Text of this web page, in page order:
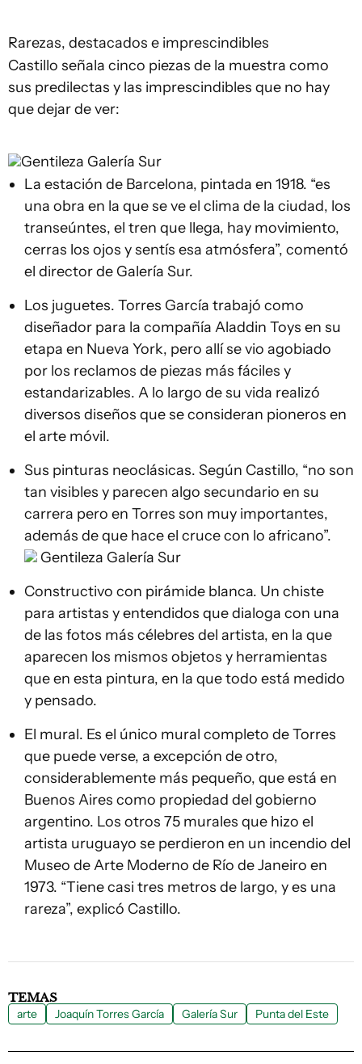
Rarezas, destacados e imprescindibles
Castillo señala cinco piezas de la muestra como
sus predilectas y las imprescindibles que no hay
que dejar de ver:
Gentileza Galería Sur
La estación de Barcelona, pintada en 1918. “es
una obra en la que se ve el clima de la ciudad, los
transeúntes, el tren que llega, hay movimiento,
cerras los ojos y sentís esa atmósfera”, comentó
el director de Galería Sur.
Los juguetes. Torres García trabajó como
diseñador para la compañía Aladdin Toys en su
etapa en Nueva York, pero allí se vio agobiado
por los reclamos de piezas más fáciles y
estandarizables. A lo largo de su vida realizó
diversos diseños que se consideran pioneros en
el arte móvil.
Sus pinturas neoclásicas. Según Castillo, “no son
tan visibles y parecen algo secundario en su
carrera pero en Torres son muy importantes,
además de que hace el cruce con lo africano”.
Gentileza Galería Sur
Constructivo con pirámide blanca. Un chiste
para artistas y entendidos que dialoga con una
de las fotos más célebres del artista, en la que
aparecen los mismos objetos y herramientas
que en esta pintura, en la que todo está medido
y pensado.
El mural. Es el único mural completo de Torres
que puede verse, a excepción de otro,
considerablemente más pequeño, que está en
Buenos Aires como propiedad del gobierno
argentino. Los otros 75 murales que hizo el
artista uruguayo se perdieron en un incendio del
Museo de Arte Moderno de Río de Janeiro en
1973. “Tiene casi tres metros de largo, y es una
rareza”, explicó Castillo.
TEMAS
arte Joaquín Torres García Galería Sur Punta del Este